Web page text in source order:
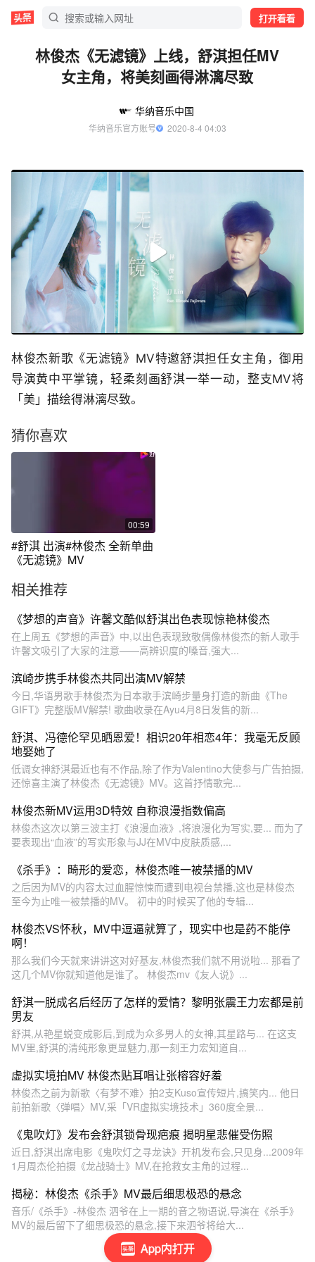
打开看看
App内打开
林俊杰《无滤镜》上线，舒淇担任MV
女主角，将美刻画得淋漓尽致
华纳音乐中国
华纳音乐官方账号
  2020-8-4 04:03
林俊杰新歌《无滤镜》MV特邀舒淇担任女主角，御用
导演黄中平掌镜，轻柔刻画舒淇一举一动，整支MV将
「美」描绘得淋漓尽致。
猜你喜欢
00:59
#舒淇 出演#林俊杰 全新单曲
《无滤镜》MV
相关推荐
《梦想的声音》许馨文酷似舒淇出色表现惊艳林俊杰
在上周五《梦想的声音》中,以出色表现致敬偶像林俊杰的新人歌手
许馨文吸引了大家的注意——高辨识度的嗓音,强大...
滨崎步携手林俊杰共同出演MV解禁
今日,华语男歌手林俊杰为日本歌手滨崎步量身打造的新曲《The
GIFT》完整版MV解禁! 歌曲收录在Ayu4月8日发售的新...
舒淇、冯德伦罕见晒恩爱！相识20年相恋4年：我毫无反顾
地娶她了
低调女神舒淇最近也有不作品,除了作为Valentino大使参与广告拍摄,
还惊喜主演了林俊杰《无滤镜》MV。这首抒情歌完...
林俊杰新MV运用3D特效 自称浪漫指数偏高
林俊杰这次以第三波主打《浪漫血液》,将浪漫化为写实,要... 而为了
要表现出“血液”的写实形象与JJ在MV中皮肤质感,...
《杀手》：畸形的爱恋，林俊杰唯一被禁播的MV
之后因为MV的内容太过血腥惊悚而遭到电视台禁播,这也是林俊杰
至今为止唯一被禁播的MV。 初中的时候买了他的专辑...
林俊杰VS怀秋，MV中逗逼就算了，现实中也是药不能停
啊！
那么我们今天就来讲讲这对好基友,林俊杰我们就不用说啦... 那看了
这几个MV你就知道他是谁了。 林俊杰mv《友人说》...
舒淇一脱成名后经历了怎样的爱情？黎明张震王力宏都是前
男友
舒淇,从艳星蜕变成影后,到成为众多男人的女神,其星路与... 在这支
MV里,舒淇的清纯形象更显魅力,那一刻王力宏知道自...
虚拟实境拍MV 林俊杰贴耳唱让张榕容好羞
林俊杰之前为新歌〈有梦不难〉拍2支Kuso宣传短片,搞笑内... 他日
前拍新歌〈弹唱〉MV,采「VR虚拟实境技术」360度全景...
《鬼吹灯》发布会舒淇锁骨现疤痕 揭明星悲催受伤照
近日,舒淇出席电影《鬼吹灯之寻龙诀》开机发布会,只见身...2009年
1月周杰伦拍摄《龙战骑士》MV,在抢救女主角的过程...
揭秘：林俊杰《杀手》MV最后细思极恐的悬念
音乐/《杀手》-林俊杰 泗爷在上一期的音之物语说,导演在《杀手》
MV的最后留下了细思极恐的悬念,接下来泗爷将给大...